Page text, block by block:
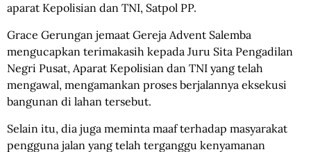
aparat Kepolisian dan TNI, Satpol PP.
Grace Gerungan jemaat Gereja Advent Salemba
mengucapkan terimakasih kepada Juru Sita Pengadilan
Negri Pusat, Aparat Kepolisian dan TNI yang telah
mengawal, mengamankan proses berjalannya eksekusi
bangunan di lahan tersebut.
Selain itu, dia juga meminta maaf terhadap masyarakat
pengguna jalan yang telah terganggu kenyamanan